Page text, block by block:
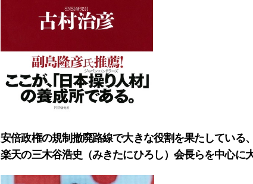
安倍政権の規制撤廃路線で大きな役割を果たしている
楽天の三木谷浩史（みきたにひろし）会長らを中心に